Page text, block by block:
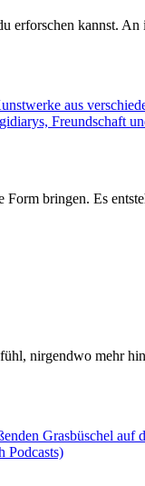
kannst.
bringen. Es
nirgendwo mehr